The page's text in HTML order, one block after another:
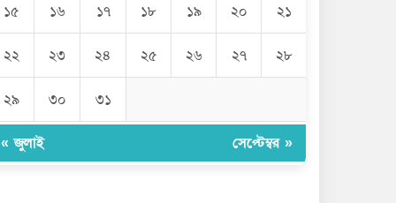
১৫ ১৬ ১৭ ১৮ ১৯ ২০ ২১
২২ ২৩ ২৪ ২৫ ২৬ ২৭ ২৮
২৯ ৩০ ৩১
« জুলাই সেপ্টেম্বর »